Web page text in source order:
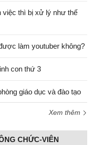
việc thì bị xử lý như thế
làm youtuber không?
con thứ 3
giáo dục và đào tạo
Xem thêm
CHỨC-VIÊN